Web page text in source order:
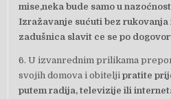
mise,neka bude samo u
Izražavanje sućuti bez rukovanja
zadušnica slavit ce se po
6. U izvanrednim prilikama
svojih domova i obiteljipratite
putem radija, televizije ili